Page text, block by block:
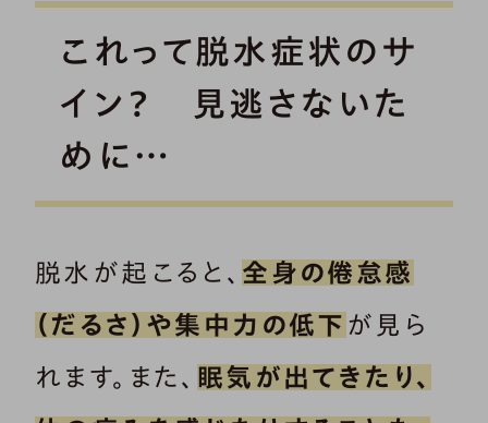
これって脱水症状のサ
イン？ 見逃さないた
めに…
脱水が起こると、 全身の倦怠感
（だるさ）や集中力の低下 が見ら
れます。また、 眠気が出てきたり、